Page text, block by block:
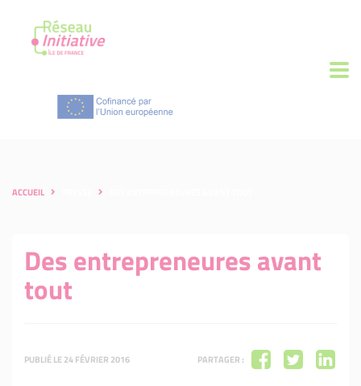
ACCUEIL
Des entrepreneures avant
tout
PUBLIÉ LE 24 FÉVRIER 2016 PARTAGER :